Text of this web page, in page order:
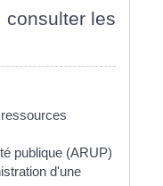
consulter les
publique (ARUP)
d'une